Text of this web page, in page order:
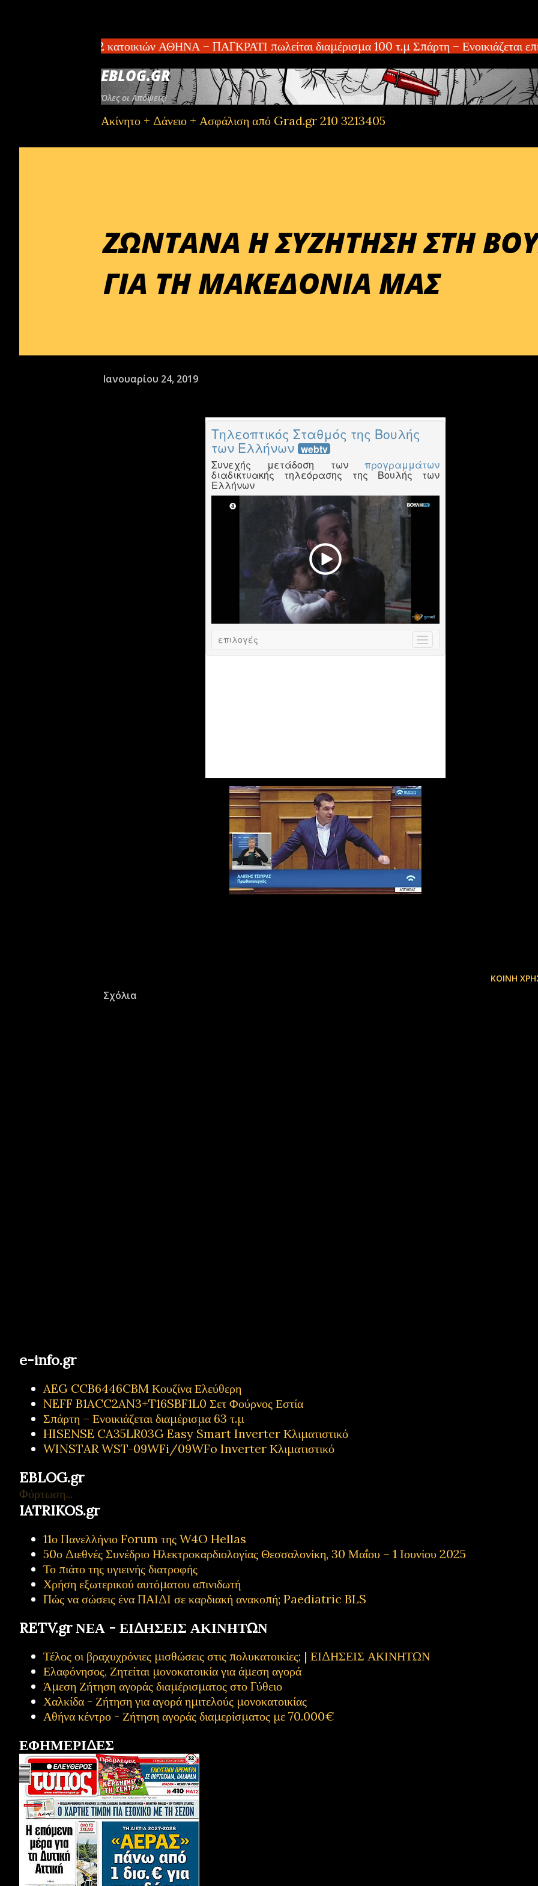
2 κατοικιών ΑΘΗΝΑ – ΠΑΓΚΡΑΤΙ πωλείται διαμέρισμα 100 τ.μ Σπάρτη – Ενοικιάζεται
EBLOG.GR
Όλες οι Απόψεις!
Ακίνητο + Δάνειο + Ασφάλιση από Grad.gr 210 3213405
ΖΩΝΤΑΝΑ Η ΣΥΖΗΤΗΣΗ ΣΤΗ
ΓΙΑ ΤΗ ΜΑΚΕΔΟΝΙΑ ΜΑΣ
Ιανουαρίου 24, 2019
ΚΟΙΝΉ
Σχόλια
e-info.gr
AEG CCB6446CBM Κουζίνα Ελεύθερη
NEFF B1ACC2AN3+T16SBF1L0 Σετ Φούρνος Εστία
Σπάρτη – Ενοικιάζεται διαμέρισμα 63 τ.μ
HISENSE CA35LR03G Easy Smart Inverter Κλιματιστικό
WINSTAR WST-09WFi/09WFo Inverter Κλιματιστικό
EBLOG.gr
Φόρτωση...
IATRIKOS.gr
11ο Πανελλήνιο Forum της W4O Hellas
50ο Διεθνές Συνέδριο Ηλεκτροκαρδιολογίας Θεσσαλονίκη, 30 Μαΐου – 1 Ιουνίου 2025
Το πιάτο της υγιεινής διατροφής
Χρήση εξωτερικού αυτόματου απινιδωτή
Πώς να σώσεις ένα ΠΑΙΔΙ σε καρδιακή ανακοπή; Paediatric BLS
RETV.gr ΝΕΑ - ΕΙΔΗΣΕΙΣ ΑΚΙΝΗΤΩΝ
Τέλος οι βραχυχρόνιες μισθώσεις στις πολυκατοικίες; | ΕΙΔΗΣΕΙΣ ΑΚΙΝΗΤΩΝ
Ελαφόνησος, Ζητείται μονοκατοικία για άμεση αγορά
Άμεση Ζήτηση αγοράς διαμέρισματος στο Γύθειο
Χαλκίδα - Ζήτηση για αγορά ημιτελούς μονοκατοικίας
Αθήνα κέντρο - Ζήτηση αγοράς διαμερίσματος με 70.000€
ΕΦΗΜΕΡΙΔΕΣ